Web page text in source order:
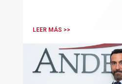
LEER MÁS >>